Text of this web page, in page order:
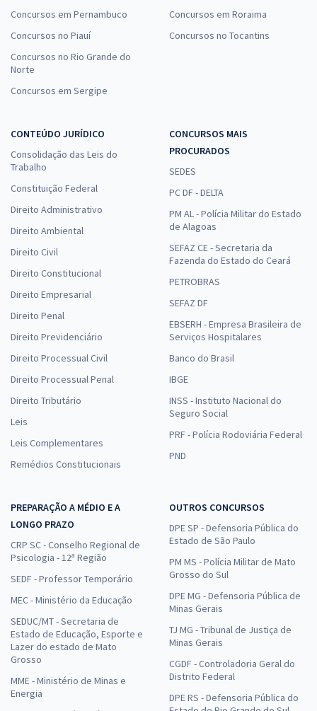
Concursos em Pernambuco
Concursos no Piauí
Concursos no Rio Grande do
Norte
Concursos em Sergipe
Concursos em Roraima
Concursos no Tocantins
CONTEÚDO JURÍDICO
Consolidação das Leis do
Trabalho
Constituição Federal
Direito Administrativo
Direito Ambiental
Direito Civil
Direito Constitucional
Direito Empresarial
Direito Penal
Direito Previdenciário
Direito Processual Civil
Direito Processual Penal
Direito Tributário
Leis
Leis Complementares
Remédios Constitucionais
CONCURSOS MAIS
PROCURADOS
SEDES
PC DF - DELTA
PM AL - Polícia Militar do Estado
de Alagoas
SEFAZ CE - Secretaria da
Fazenda do Estado do Ceará
PETROBRAS
SEFAZ DF
EBSERH - Empresa Brasileira de
Serviços Hospitalares
Banco do Brasil
IBGE
INSS - Instituto Nacional do
Seguro Social
PRF - Polícia Rodoviária Federal
PND
PREPARAÇÃO A MÉDIO E A
LONGO PRAZO
CRP SC - Conselho Regional de
Psicologia - 12ª Região
SEDF - Professor Temporário
MEC - Ministério da Educação
SEDUC/MT - Secretaria de
Estado de Educação, Esporte e
Lazer do estado de Mato
Grosso
MME - Ministério de Minas e
Energia
OUTROS CONCURSOS
DPE SP - Defensoria Pública do
Estado de São Paulo
PM MS - Polícia Militar de Mato
Grosso do Sul
DPE MG - Defensoria Pública de
Minas Gerais
TJ MG - Tribunal de Justiça de
Minas Gerais
CGDF - Controladoria Geral do
Distrito Federal
DPE RS - Defensoria Pública do